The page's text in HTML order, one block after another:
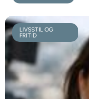
LIVSSTIL OG
FRITID